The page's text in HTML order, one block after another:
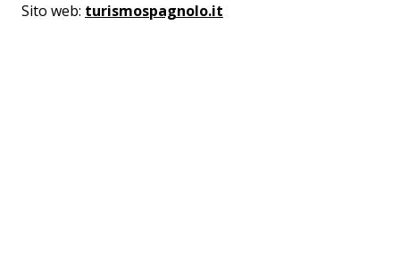
Sito web: turismospagnolo.it